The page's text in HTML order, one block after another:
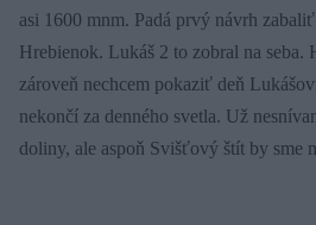
asi 1600 mnm. Padá prvý návrh
Hrebienok. Lukáš 2 to zobral na seba.
zároveň nechcem pokaziť deň
nekončí za denného svetla. Už
doliny, ale aspoň Svišťový štít by sme